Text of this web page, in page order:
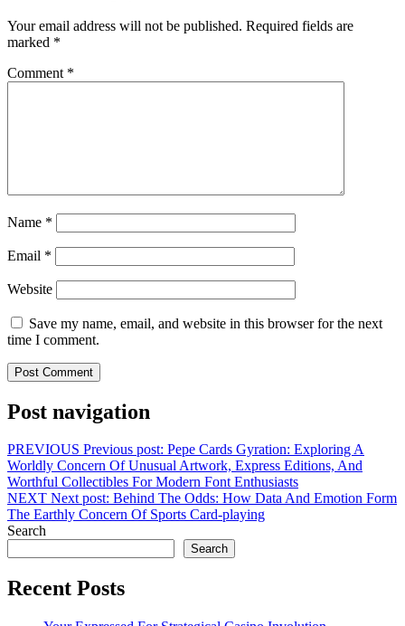
Your email address will not be published. Required fields are
marked *
Comment *
Name *
Email *
Website
Save my name, email, and website in this browser for the next
time I comment.
Post navigation
PREVIOUS Previous post: Pepe Cards Gyration: Exploring A
Worldly Concern Of Unusual Artwork, Express Editions, And
Worthful Collectibles For Modern Font Enthusiasts
NEXT Next post: Behind The Odds: How Data And Emotion Form
The Earthly Concern Of Sports Card-playing
Search
Search
Recent Posts